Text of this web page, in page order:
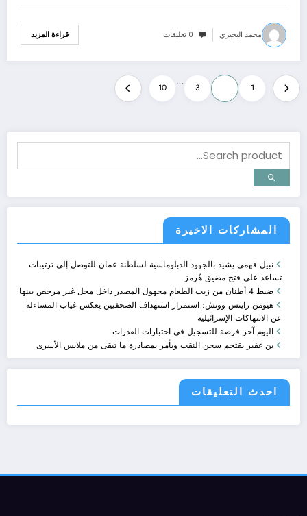
محمد البحيري 0 تعليقات قراءة المزيد
Posts
pagination
1
3
…
10
المشاركات الاخيرة
نبيل فهمي يشيد بالجهود الدبلوماسية لسلطنة عمان للتوصل إلى ترتيبات
تساعد على فتح مضيق هُرمز
ضبط 4 أطنان من زيت الطعام مجهول المصدر داخل محل غير مرخص ببنها
هيومن رايتس ووتش: استمرار استهداف الصحفيين يعكس غياب المساءلة
عن الانتهاكات الإسرائيلية
اليوم آخر فرصة للتسجيل في اختبارات القدرات
بن غفير يقتحم سجن النقب ويأمر بمصادرة ما تبقى من ملابس الأسرى
احدث التعليقات